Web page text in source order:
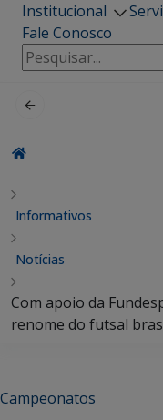
Institucional
Fale Conosco
Pesquisar
por:
Informativos
Notícias
Com apoio da
renome do futsal
Campeonatos